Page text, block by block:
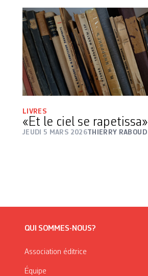
LIVRES
«Et le ciel se rapetissa»
JEUDI 5 MARS 2026THIERRY RABOUD
QUI SOMMES-NOUS?
Association éditrice
Équipe